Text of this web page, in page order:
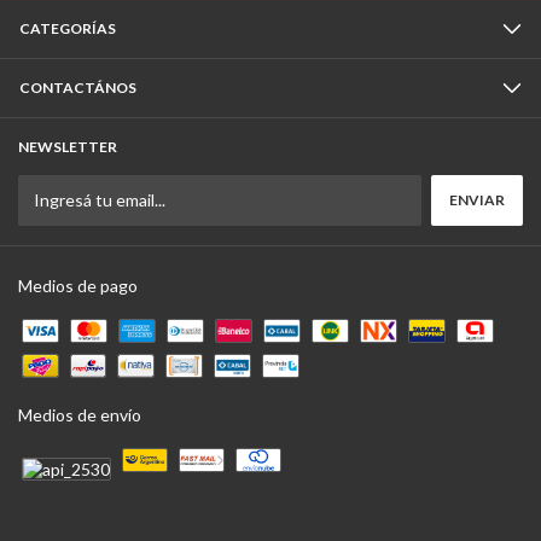
CATEGORÍAS
CONTACTÁNOS
NEWSLETTER
Medios de pago
Medios de envío